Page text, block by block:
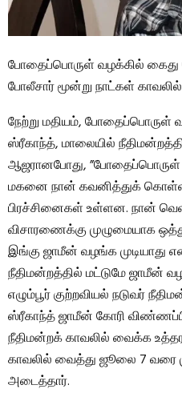
போதைப்பொருள் வழக்கில் கைது
போலீசார் மூன்று நாட்கள்
நேற்று மதியம், போதைப்பொருள்
ஸ்ரீகாந்த், மாலையில்
ஆஜரானபோது, ​​”போதைப்பொருள்
மகனை நான் கவனித்துக் கொள்ள
பிரச்சினைகள் உள்ளன. நான்
விசாரணைக்கு முழுமையாக
இங்கு ஜாமீன் வழங்க முடியாது
நீதிமன்றத்தில் மட்டுமே ஜாமீன்
எழும்பூர் குற்றவியல் நடுவர்
ஸ்ரீகாந்த் ஜாமீன் கோரி
நீதிமன்றக் காவலில் வைக்க
காவலில் வைத்து ஜூலை 7 வரை
அடைத்தார்.